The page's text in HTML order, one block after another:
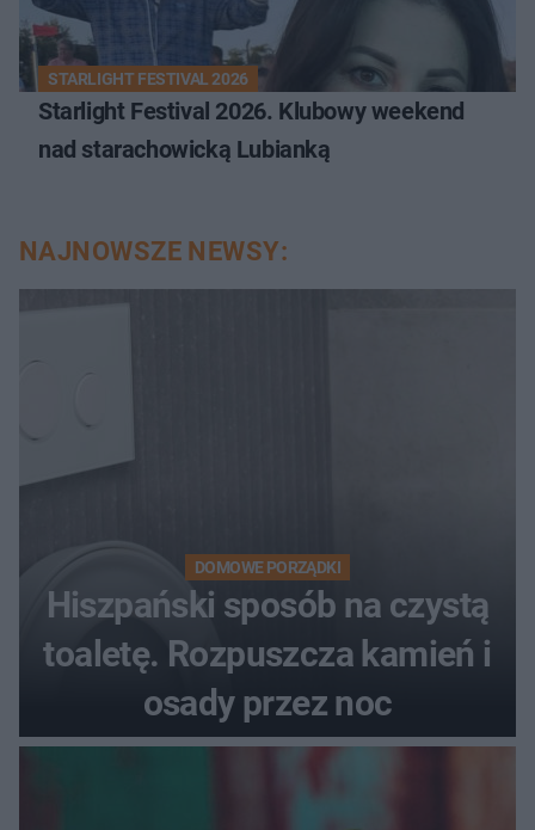
STARLIGHT FESTIVAL 2026
Starlight Festival 2026. Klubowy weekend
nad starachowicką Lubianką
NAJNOWSZE NEWSY:
DOMOWE PORZĄDKI
Hiszpański sposób na czystą
toaletę. Rozpuszcza kamień i
osady przez noc